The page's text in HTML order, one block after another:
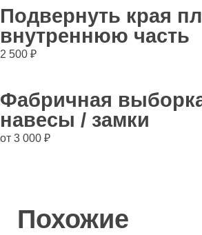
Подвернуть края
внутреннюю часть
2 500 ₽
Фабричная
навесы / замки
от 3 000 ₽
Похожие